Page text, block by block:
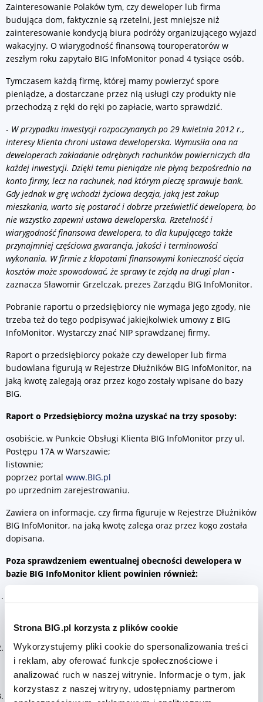
Strona BIG.pl korzysta z plików cookie
Wykorzystujemy pliki cookie do spersonalizowania treści
i reklam, aby oferować funkcje społecznościowe i
analizować ruch w naszej witrynie. Informacje o tym, jak
korzystasz z naszej witryny, udostępniamy partnerom
Zainteresowanie Polaków tym, czy deweloper lub firma
budująca dom, faktycznie są rzetelni, jest mniejsze niż
zainteresowanie kondycją biura podróży organizującego wyjazd
wakacyjny. O wiarygodność finansową touroperatorów w
zeszłym roku zapytało BIG InfoMonitor ponad 4 tysiące osób.
Tymczasem każdą firmę, której mamy powierzyć spore
pieniądze, a dostarczane przez nią usługi czy produkty nie
przechodzą z ręki do ręki po zapłacie, warto sprawdzić.
- W przypadku inwestycji rozpoczynanych po 29 kwietnia 2012 r.,
interesy klienta chroni ustawa deweloperska. Wymusiła ona na
deweloperach zakładanie odrębnych rachunków powierniczych dla
każdej inwestycji. Dzięki temu pieniądze nie płyną bezpośrednio na
konto firmy, lecz na rachunek, nad którym pieczę sprawuje bank.
Gdy jednak w grę wchodzi życiowa decyzja, jaką jest zakup
mieszkania, warto się postarać i dobrze prześwietlić dewelopera, bo
nie wszystko zapewni ustawa deweloperska. Rzetelność i
wiarygodność finansowa dewelopera, to dla kupującego także
przynajmniej częściowa gwarancja, jakości i terminowości
wykonania. W firmie z kłopotami finansowymi konieczność cięcia
kosztów może spowodować, że sprawy te zejdą na drugi plan -
zaznacza Sławomir Grzelczak, prezes Zarządu BIG InfoMonitor.
Pobranie raportu o przedsiębiorcy nie wymaga jego zgody, nie
trzeba też do tego podpisywać jakiejkolwiek umowy z BIG
InfoMonitor. Wystarczy znać NIP sprawdzanej firmy.
Raport o przedsiębiorcy pokaże czy deweloper lub firma
budowlana figurują w Rejestrze Dłużników BIG InfoMonitor, na
jaką kwotę zalegają oraz przez kogo zostały wpisane do bazy
BIG.
Raport o Przedsiębiorcy można uzyskać na trzy sposoby:
osobiście, w Punkcie Obsługi Klienta BIG InfoMonitor przy ul.
Postępu 17A w Warszawie;
listownie;
poprzez portal www.BIG.pl
po uprzednim zarejestrowaniu.
Zawiera on informacje, czy firma figuruje w Rejestrze Dłużników
BIG InfoMonitor, na jaką kwotę zalega oraz przez kogo została
dopisana.
Poza sprawdzeniem ewentualnej obecności dewelopera w
bazie BIG InfoMonitor klient powinien również:
Znając numer księgi wieczystej można zrobić to wchodząc na
stronę internetowąhttp://ekw.ms.gov.pl;>
Zażądać przedstawienia ostatecznej decyzji o pozwoleniu na
budowę, można
ją zweryfikować w starostwie;
Zażądać zaświadczeń o niezaleganiu z płatnościami na rzecz